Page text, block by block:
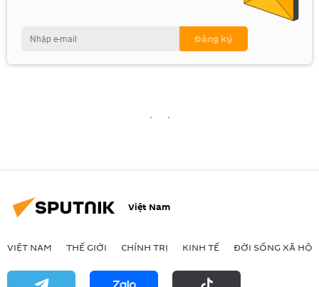
Việt Nam
VIỆT NAM THẾ GIỚI CHÍNH TRỊ KINH TẾ ĐỜI SỐNG XÃ HỘI